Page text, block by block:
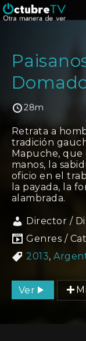
28m
Retrata a
tradición
Mapuche, que
manos, la
oficio en el
la payada, la
alambrada.
Director /
Genres /
2013,
Ver